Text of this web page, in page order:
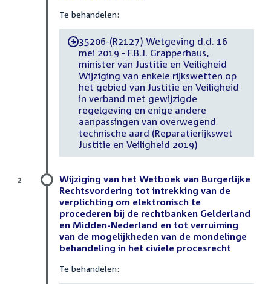
Te behandelen:
-35206-(R2127) Wetgeving d.d. 16
mei 2019 - F.B.J. Grapperhaus,
minister van Justitie en Veiligheid
Wijziging van enkele rijkswetten op
het gebied van Justitie en Veiligheid
in verband met gewijzigde
regelgeving en enige andere
aanpassingen van overwegend
technische aard (Reparatierijkswet
Justitie en Veiligheid 2019)
Wijziging van het Wetboek van Burgerlijke
Rechtsvordering tot intrekking van de
verplichting om elektronisch te
procederen bij de rechtbanken Gelderland
en Midden-Nederland en tot verruiming
van de mogelijkheden van de mondelinge
behandeling in het civiele procesrecht
Te behandelen:
2